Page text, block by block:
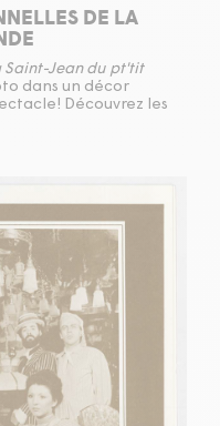
DE LA
Saint-Jean du pt'tit
dans un décor
Découvrez les